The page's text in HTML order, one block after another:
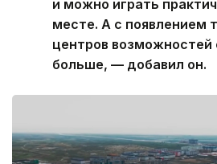
и можно играть
месте. А с появлением
центров возможностей
больше, — добавил он.